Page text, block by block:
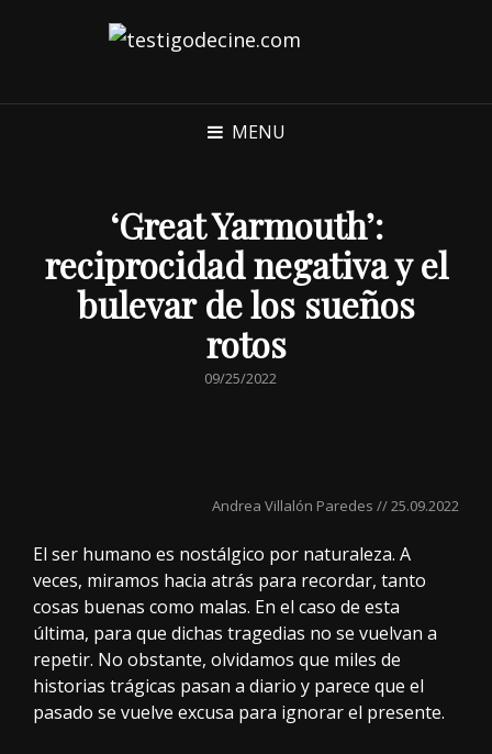
MENU
‘Great Yarmouth’:
reciprocidad negativa y el
bulevar de los sueños
rotos
POSTED
09/25/2022
Andrea Villalón Paredes // 25.09.2022
El ser humano es nostálgico por naturaleza. A
veces, miramos hacia atrás para recordar, tanto
cosas buenas como malas. En el caso de esta
última, para que dichas tragedias no se vuelvan a
repetir. No obstante, olvidamos que miles de
historias trágicas pasan a diario y parece que el
pasado se vuelve excusa para ignorar el presente.